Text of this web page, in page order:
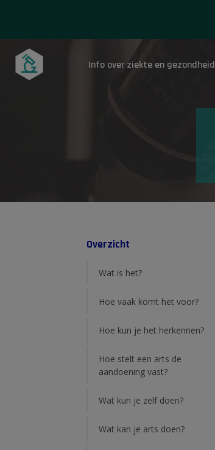
Onderwerpen
Info over ziekte en gezondheid
Overzicht
Wat is het?
Hoe vaak komt het voor?
Hoe kun je het herkennen?
Hoe stelt een arts de
aandoening vast?
Wat kun je zelf doen?
Wat kan je arts doen?